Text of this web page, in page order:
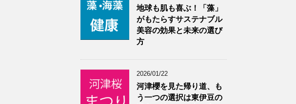
地球も肌も喜ぶ！「藻」
がもたらすサステナブル
美容の効果と未来の選び
方
2026/01/22
河津櫻を見た帰り道、も
う一つの選択は東伊豆の